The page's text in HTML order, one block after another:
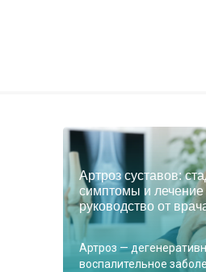
Артроз суставов:
симптомы и
руководство от
Артроз —
воспалительное